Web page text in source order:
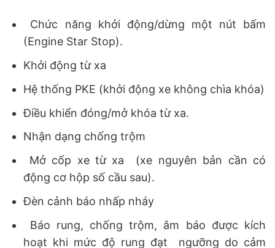
Chức năng khởi động/dừng một nút bấm
(Engine Star Stop).
Khởi động từ xa
Hệ thống PKE (khởi động xe không chìa khóa)
Điều khiển đóng/mở khóa từ xa.
Nhận dạng chống trộm
Mở cốp xe từ xa (xe nguyên bản cần có
động cơ hộp số cầu sau).
Đèn cảnh báo nhấp nháy
Báo rung, chống trộm, âm báo được kích
hoạt khi mức độ rung đạt ngưỡng do cảm